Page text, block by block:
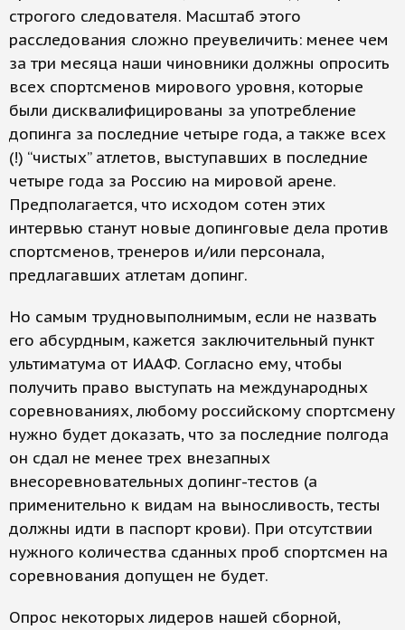
строгого следователя. Масштаб этого
расследования сложно преувеличить: менее чем
за три месяца наши чиновники должны опросить
всех спортсменов мирового уровня, которые
были дисквалифицированы за употребление
допинга за последние четыре года, а также всех
(!) “чистых” атлетов, выступавших в последние
четыре года за Россию на мировой арене.
Предполагается, что исходом сотен этих
интервью станут новые допинговые дела против
спортсменов, тренеров и/или персонала,
предлагавших атлетам допинг.
Но самым трудновыполнимым, если не назвать
его абсурдным, кажется заключительный пункт
ультиматума от ИААФ. Согласно ему, чтобы
получить право выступать на международных
соревнованиях, любому российскому спортсмену
нужно будет доказать, что за последние полгода
он сдал не менее трех внезапных
внесоревновательных допинг-тестов (а
применительно к видам на выносливость, тесты
должны идти в паспорт крови). При отсутствии
нужного количества сданных проб спортсмен на
соревнования допущен не будет.
Опрос некоторых лидеров нашей сборной,